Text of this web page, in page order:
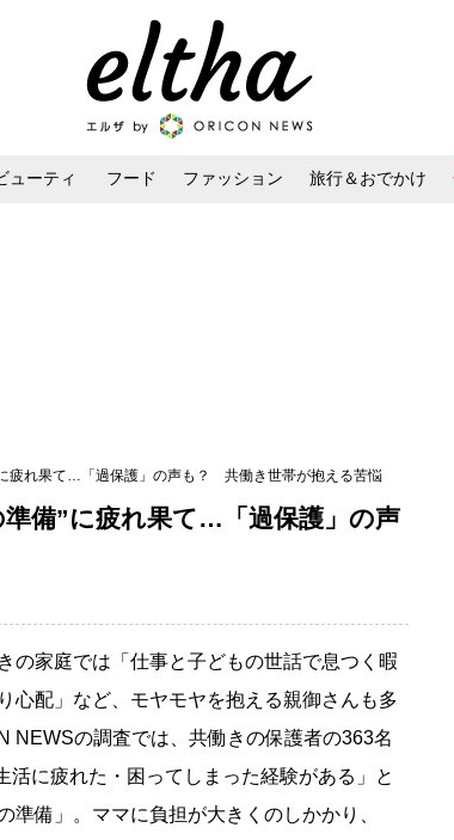
ューティ フード ファッション 旅行＆おでかけ
疲れ果て…「過保護」の声も？ 共働き世帯が抱える苦悩
備”に疲れ果て…「過保護」の声
家庭では「仕事と子どもの世話で息つく暇
心配」など、モヤモヤを抱える親御さんも多
の調査では、共働きの保護者の363名
に疲れた・困ってしまった経験がある」と
備」。ママに負担が大きくのしかかり、